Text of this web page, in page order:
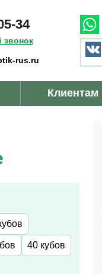
34
звонок
rus.ru
Клиентам
40 кубов